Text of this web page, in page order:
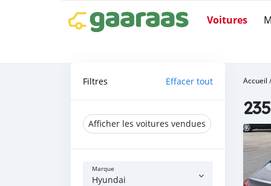
Voitures
Filtres Effacer tout
Afficher les voitures vendues
Marque
Hyundai
Accueil